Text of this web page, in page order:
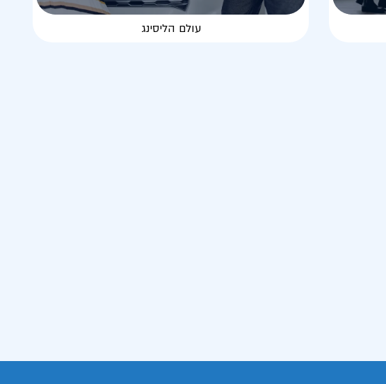
עולם הליסינג